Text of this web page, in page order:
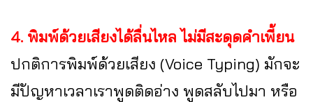
4. พิมพ์ด้วยเสียงได้ลื่นไหล ไม่มีสะดุดคำเพี้ยน
ปกติการพิมพ์ด้วยเสียง (Voice Typing) มักจะ
มีปัญหาเวลาเราพูดติดอ่าง พูดสลับไปมา หรือ